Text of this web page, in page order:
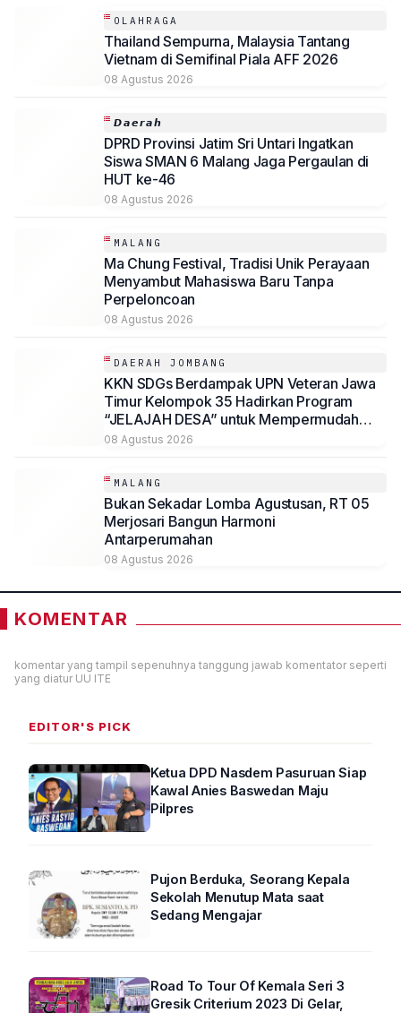
OLAHRAGA
Thailand Sempurna, Malaysia Tantang
Vietnam di Semifinal Piala AFF 2026
08 Agustus 2026
𝘿𝙖𝙚𝙧𝙖𝙝
DPRD Provinsi Jatim Sri Untari Ingatkan
Siswa SMAN 6 Malang Jaga Pergaulan di
HUT ke-46
08 Agustus 2026
MALANG
Ma Chung Festival, Tradisi Unik Perayaan
Menyambut Mahasiswa Baru Tanpa
Perpeloncoan
08 Agustus 2026
DAERAH JOMBANG
KKN SDGs Berdampak UPN Veteran Jawa
Timur Kelompok 35 Hadirkan Program
“JELAJAH DESA” untuk Mempermudah
Akses Informasi Desa Sambirejo
08 Agustus 2026
MALANG
Bukan Sekadar Lomba Agustusan, RT 05
Merjosari Bangun Harmoni
Antarperumahan
08 Agustus 2026
KOMENTAR
komentar yang tampil sepenuhnya tanggung jawab komentator seperti
yang diatur UU ITE
EDITOR'S PICK
Ketua DPD Nasdem Pasuruan Siap
Kawal Anies Baswedan Maju
Pilpres
Pujon Berduka, Seorang Kepala
Sekolah Menutup Mata saat
Sedang Mengajar
Road To Tour Of Kemala Seri 3
Gresik Criterium 2023 Di Gelar,